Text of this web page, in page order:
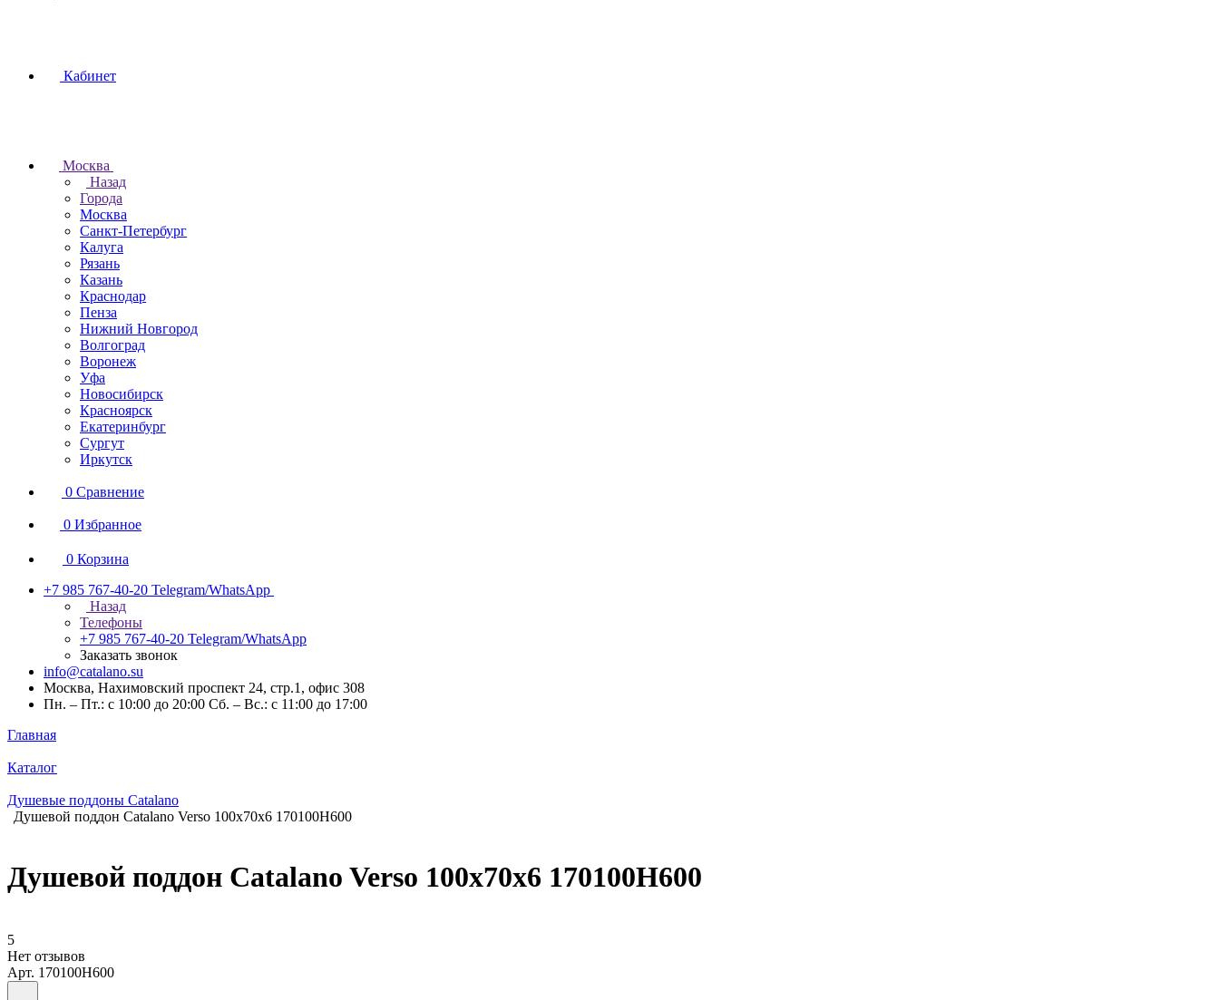
Кабинет
Москва
Назад
Города
Москва
Санкт-Петербург
Калуга
Рязань
Казань
Краснодар
Пенза
Нижний Новгород
Волгоград
Воронеж
Уфа
Новосибирск
Красноярск
Екатеринбург
Сургут
Иркутск
0 Сравнение
0 Избранное
0 Корзина
+7 985 767-40-20 Telegram/WhatsApp
Назад
Телефоны
+7 985 767-40-20 Telegram/WhatsApp
Заказать звонок
info@catalano.su
Москва, Нахимовский проспект 24, стр.1, офис 308
Пн. – Пт.: с 10:00 до 20:00 Сб. – Вс.: с 11:00 до 17:00
Главная
Каталог
Душевые поддоны Catalano
Душевой поддон Catalano Verso 100x70x6 170100H600
Душевой поддон Catalano Verso 100x70x6 170100H600
5
Нет отзывов
Арт. 170100H600